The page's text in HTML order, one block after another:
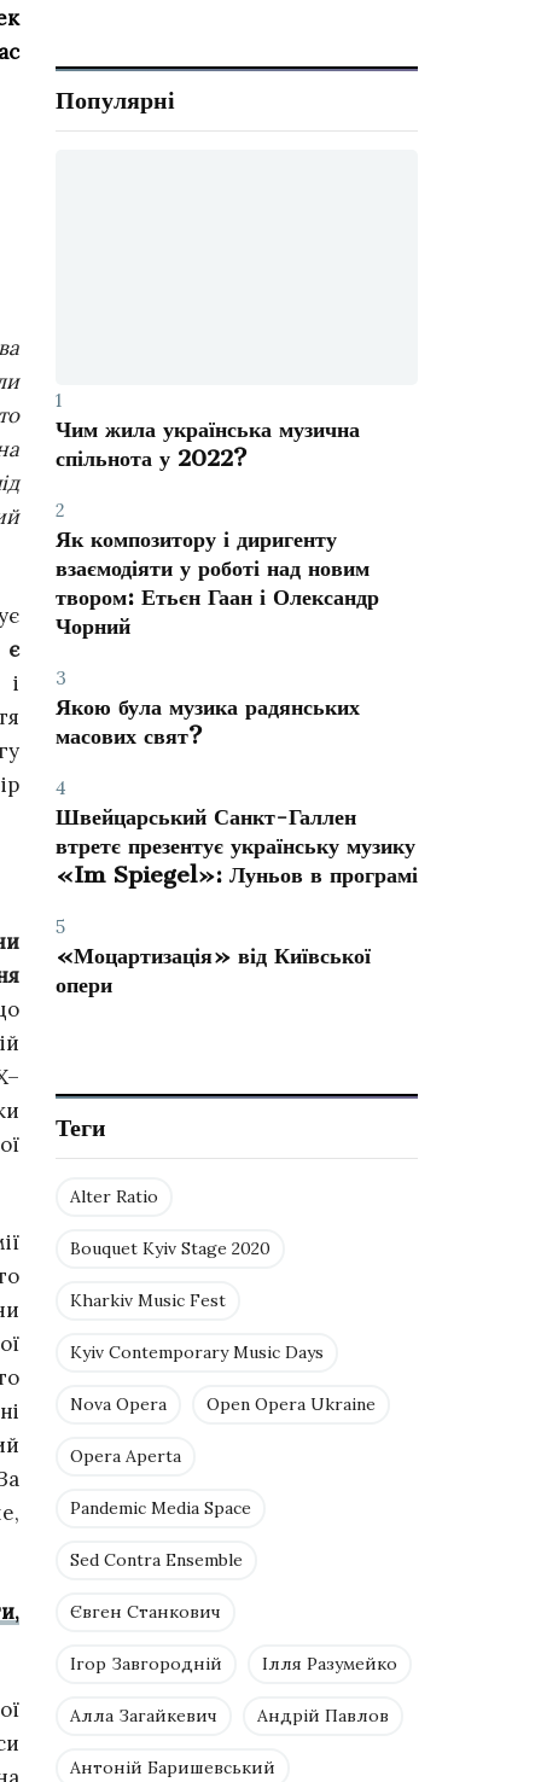
є
і
Популярні
1
Чим жила українська музична
спільнота у 2022?
2
Як композитору і диригенту
взаємодіяти у роботі над новим
твором: Етьєн Гаан і Олександр
Чорний
3
Якою була музика радянських
масових свят?
4
Швейцарський Санкт-Галлен
втретє презентує українську музику
«Im Spiegel»: Луньов в програмі
5
«Моцартизація» від Київської
опери
Теги
Alter Ratio
Bouquet Kyiv Stage 2020
Kharkiv Music Fest
Kyiv Contemporary Music Days
Nova Opera Open Opera Ukraine
Opera Aperta
Pandemic Media Space
Sed Contra Ensemble
Євген Станкович
Ігор Завгородній Ілля Разумейко
Алла Загайкевич Андрій Павлов
Антоній Баришевський